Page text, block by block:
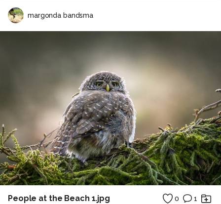
margonda bandsma
People at the Beach 1.jpg 0 1